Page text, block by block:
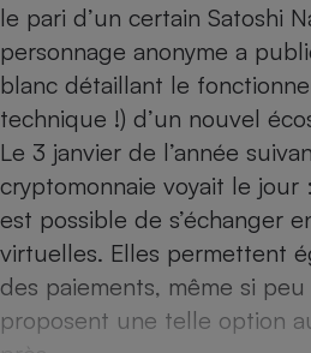
le pari d’un certain Satoshi
personnage anonyme a
blanc détaillant le
technique !) d’un nouvel
Le 3 janvier de l’année
cryptomonnaie voyait le jour
est possible de s’échanger
virtuelles. Elles permettent
des paiements, même si
proposent une telle option